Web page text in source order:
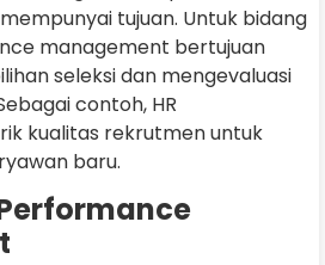
tujuan. Untuk bidang
management bertujuan
seleksi dan mengevaluasi
contoh, HR
kualitas rekrutmen untuk
baru.